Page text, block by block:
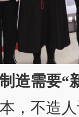
造需要“
不造人